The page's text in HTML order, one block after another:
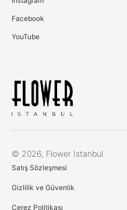
Facebook
YouTube
© 2026, Flower Istanbul.
Satış Sözleşmesi
Gizlilik ve Güvenlik
Çerez Politikası
Çerez Kullanımı
Birinci ve üçüncü kişi çerezlerini analiz
reklamlar göstermek için kullanıyoruz.